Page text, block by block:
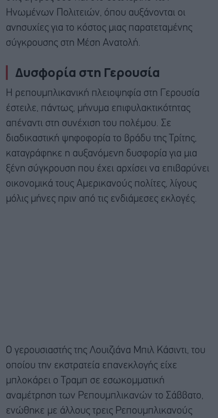
Ηνωμένων Πολιτειών, όπου αυξάνονται οι
ανησυχίες για το κόστος μιας παρατεταμένης
σύγκρουσης στη Μέση Ανατολή.
Δυσφορία στη Γερουσία
Η ρεπουμπλικανική πλειοψηφία στη Γερουσία
έστειλε, πάντως, μήνυμα επιφυλακτικότητας
απέναντι στη συνέχιση του πολέμου. Σε
διαδικαστική ψηφοφορία το βράδυ της Τρίτης,
καταγράφηκε η αυξανόμενη δυσφορία για μια
ξένη σύγκρουση που έχει αρχίσει να επιβαρύνει
οικονομικά τους Αμερικανούς πολίτες, λίγους
μόλις μήνες πριν από τις ενδιάμεσες εκλογές.
Ο γερουσιαστής της Λουιζιάνα Μπιλ Κάσιντι, του
οποίου την εκστρατεία επανεκλογής είχε
μπλοκάρει ο Τραμπ σε εσωκομματική
αναμέτρηση των Ρεπουμπλικανών το Σάββατο,
ενώθηκε με άλλους τρεις Ρεπουμπλικανούς